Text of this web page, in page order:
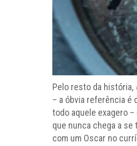
Pelo resto da história,
– a óbvia referência é
todo aquele exagero
que nunca chega a
com um Oscar no